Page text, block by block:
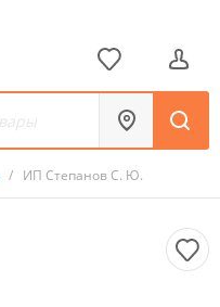
/ ИП Степанов С. Ю.